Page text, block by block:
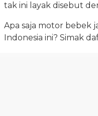
tak ini layak disebut
Apa saja motor bebek
Indonesia ini? Simak